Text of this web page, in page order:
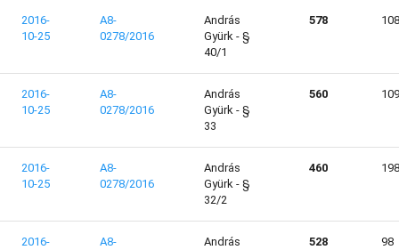
2016-
10-25
A8-
0278/2016
András
Gyürk - §
40/1
578 108
2016-
10-25
A8-
0278/2016
András
Gyürk - §
33
560 109
2016-
10-25
A8-
0278/2016
András
Gyürk - §
32/2
460 198
2016-
A8-
András
528 98